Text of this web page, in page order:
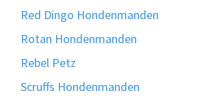
Red Dingo Hondenmanden
Rotan Hondenmanden
Rebel Petz
Scruffs Hondenmanden